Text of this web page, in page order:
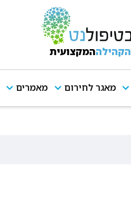
הקהילההמקצועית
מאגר לחירום מאמרים